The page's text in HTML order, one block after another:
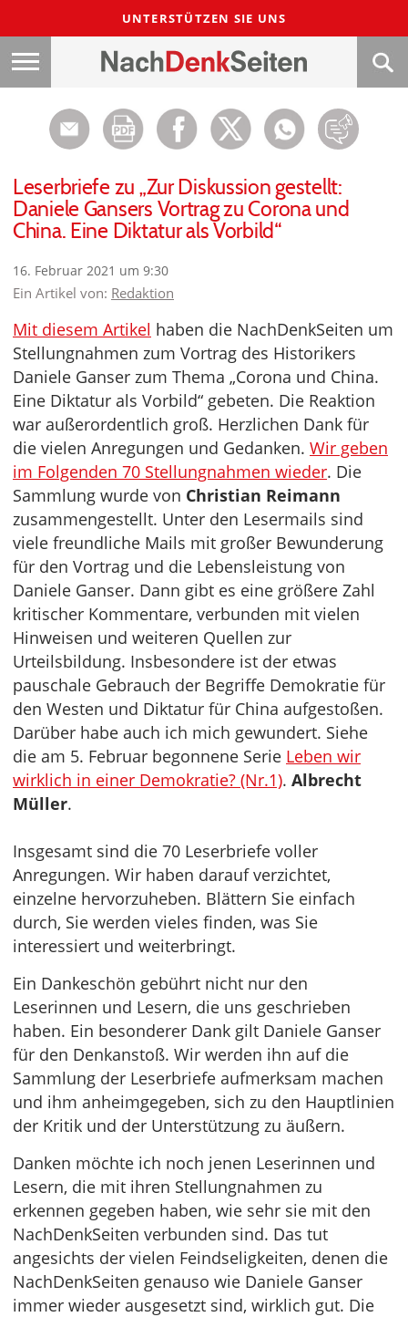
UNTERSTÜTZEN SIE UNS
Leserbriefe zu „Zur Diskussion gestellt:
Daniele Gansers Vortrag zu Corona und
China. Eine Diktatur als Vorbild“
16. Februar 2021 um 9:30
Ein Artikel von: Redaktion
Mit diesem Artikel haben die NachDenkSeiten um
Stellungnahmen zum Vortrag des Historikers
Daniele Ganser zum Thema „Corona und China.
Eine Diktatur als Vorbild“ gebeten. Die Reaktion
war außerordentlich groß. Herzlichen Dank für
die vielen Anregungen und Gedanken. Wir geben
im Folgenden 70 Stellungnahmen wieder. Die
Sammlung wurde von Christian Reimann
zusammengestellt. Unter den Lesermails sind
viele freundliche Mails mit großer Bewunderung
für den Vortrag und die Lebensleistung von
Daniele Ganser. Dann gibt es eine größere Zahl
kritischer Kommentare, verbunden mit vielen
Hinweisen und weiteren Quellen zur
Urteilsbildung. Insbesondere ist der etwas
pauschale Gebrauch der Begriffe Demokratie für
den Westen und Diktatur für China aufgestoßen.
Darüber habe auch ich mich gewundert. Siehe
die am 5. Februar begonnene Serie Leben wir
wirklich in einer Demokratie? (Nr.1). Albrecht
Müller.
Insgesamt sind die 70 Leserbriefe voller
Anregungen. Wir haben darauf verzichtet,
einzelne hervorzuheben. Blättern Sie einfach
durch, Sie werden vieles finden, was Sie
interessiert und weiterbringt.
Ein Dankeschön gebührt nicht nur den
Leserinnen und Lesern, die uns geschrieben
haben. Ein besonderer Dank gilt Daniele Ganser
für den Denkanstoß. Wir werden ihn auf die
Sammlung der Leserbriefe aufmerksam machen
und ihm anheimgegeben, sich zu den Hauptlinien
der Kritik und der Unterstützung zu äußern.
Danken möchte ich noch jenen Leserinnen und
Lesern, die mit ihren Stellungnahmen zu
erkennen gegeben haben, wie sehr sie mit den
NachDenkSeiten verbunden sind. Das tut
angesichts der vielen Feindseligkeiten, denen die
NachDenkSeiten genauso wie Daniele Ganser
immer wieder ausgesetzt sind, wirklich gut. Die